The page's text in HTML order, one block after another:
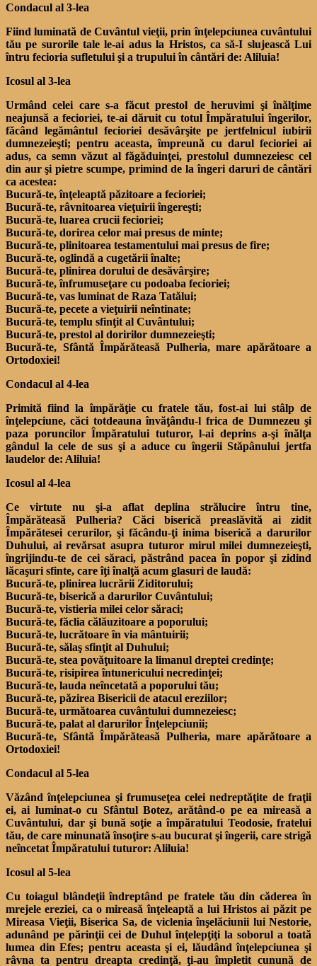
Condacul al 3-lea
Fiind luminată de Cuvântul vieţii, prin înţelepciunea cuvântului
tău pe surorile tale le-ai adus la Hristos, ca să-I slujească Lui
întru fecioria sufletului şi a trupului în cântări de: Aliluia!
Icosul al 3-lea
Urmând celei care s-a făcut prestol de heruvimi şi înălţime
neajunsă a fecioriei, te-ai dăruit cu totul Împăratului îngerilor,
făcând legământul fecioriei desăvârşite pe jertfelnicul iubirii
dumnezeieşti; pentru aceasta, împreună cu darul fecioriei ai
adus, ca semn văzut al făgăduinţei, prestolul dumnezeiesc cel
din aur şi pietre scumpe, primind de la îngeri daruri de cântări
ca acestea:
Bucură-te, înţeleaptă păzitoare a fecioriei;
Bucură-te, râvnitoarea vieţuirii îngereşti;
Bucură-te, luarea crucii fecioriei;
Bucură-te, dorirea celor mai presus de minte;
Bucură-te, plinitoarea testamentului mai presus de fire;
Bucură-te, oglindă a cugetării înalte;
Bucură-te, plinirea dorului de desăvârşire;
Bucură-te, înfrumuseţare cu podoaba fecioriei;
Bucură-te, vas luminat de Raza Tatălui;
Bucură-te, pecete a vieţuirii neîntinate;
Bucură-te, templu sfinţit al Cuvântului;
Bucură-te, prestol al doririlor dumnezeieşti;
Bucură-te, Sfântă Împărăteasă Pulheria, mare apărătoare a
Ortodoxiei!
Condacul al 4-lea
Primită fiind la împărăţie cu fratele tău, fost-ai lui stâlp de
înţelepciune, căci totdeauna învăţându-l frica de Dumnezeu şi
paza poruncilor Împăratului tuturor, l-ai deprins a-şi înălţa
gândul la cele de sus şi a aduce cu îngerii Stăpânului jertfa
laudelor de: Aliluia!
Icosul al 4-lea
Ce virtute nu şi-a aflat deplina strălucire întru tine,
Împărăteasă Pulheria? Căci biserică preaslăvită ai zidit
Împărătesei cerurilor, şi făcându-ţi inima biserică a darurilor
Duhului, ai revărsat asupra tuturor mirul milei dumnezeieşti,
îngrijindu-te de cei săraci, păstrând pacea în popor şi zidind
lăcaşuri sfinte, care îţi înalţă acum glasuri de laudă:
Bucură-te, plinirea lucrării Ziditorului;
Bucură-te, biserică a darurilor Cuvântului;
Bucură-te, vistieria milei celor săraci;
Bucură-te, făclia călăuzitoare a poporului;
Bucură-te, lucrătoare în via mântuirii;
Bucură-te, sălaş sfinţit al Duhului;
Bucură-te, stea povăţuitoare la limanul dreptei credinţe;
Bucură-te, risipirea întunericului necredinţei;
Bucură-te, lauda neîncetată a poporului tău;
Bucură-te, păzirea Bisericii de atacul ereziilor;
Bucură-te, următoarea cuvântului dumnezeiesc;
Bucură-te, palat al darurilor Înţelepciunii;
Bucură-te, Sfântă Împărăteasă Pulheria, mare apărătoare a
Ortodoxiei!
Condacul al 5-lea
Văzând înţelepciunea şi frumuseţea celei nedreptăţite de fraţii
ei, ai luminat-o cu Sfântul Botez, arătând-o pe ea mireasă a
Cuvântului, dar şi bună soţie a împăratului Teodosie, fratelui
tău, de care minunată însoţire s-au bucurat şi îngerii, care strigă
neîncetat Împăratului tuturor: Aliluia!
Icosul al 5-lea
Cu toiagul blândeţii îndreptând pe fratele tău din căderea în
mrejele ereziei, ca o mireasă înţeleaptă a lui Hristos ai păzit pe
Mireasa Vieţii, Biserica Sa, de viclenia înşelăciunii lui Nestorie,
adunând pe părinţii cei de Duhul înţelepţiţi la soborul a toată
lumea din Efes; pentru aceasta şi ei, lăudând înţelepciunea şi
râvna ta pentru dreapta credinţă, ţi-au împletit cunună de